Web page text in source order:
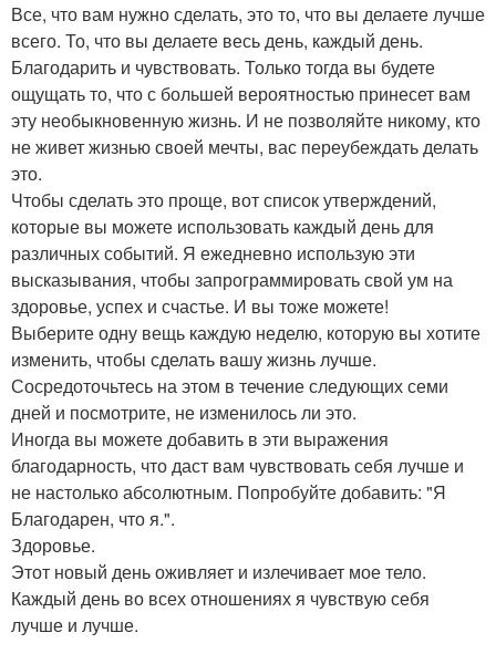
Все, что вам нужно сделать, это то, что вы делаете лучше
всего. То, что вы делаете весь день, каждый день.
Благодарить и чувствовать. Только тогда вы будете
ощущать то, что с большей вероятностью принесет вам
эту необыкновенную жизнь. И не позволяйте никому, кто
не живет жизнью своей мечты, вас переубеждать делать
это.
Чтобы сделать это проще, вот список утверждений,
которые вы можете использовать каждый день для
различных событий. Я ежедневно использую эти
высказывания, чтобы запрограммировать свой ум на
здоровье, успех и счастье. И вы тоже можете!
Выберите одну вещь каждую неделю, которую вы хотите
изменить, чтобы сделать вашу жизнь лучше.
Сосредоточьтесь на этом в течение следующих семи
дней и посмотрите, не изменилось ли это.
Иногда вы можете добавить в эти выражения
благодарность, что даст вам чувствовать себя лучше и
не настолько абсолютным. Попробуйте добавить: "Я
Благодарен, что я.".
Здоровье.
Этот новый день оживляет и излечивает мое тело.
Каждый день во всех отношениях я чувствую себя
лучше и лучше.